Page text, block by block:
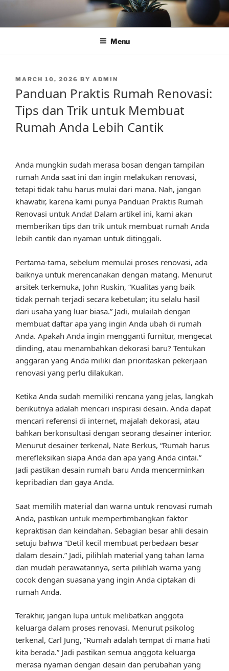
content
Menu
POSTED
MARCH 10, 2026 BY ADMIN
Panduan Praktis Rumah Renovasi:
Tips dan Trik untuk Membuat
Rumah Anda Lebih Cantik
Anda mungkin sudah merasa bosan dengan tampilan
rumah Anda saat ini dan ingin melakukan renovasi,
tetapi tidak tahu harus mulai dari mana. Nah, jangan
khawatir, karena kami punya Panduan Praktis Rumah
Renovasi untuk Anda! Dalam artikel ini, kami akan
memberikan tips dan trik untuk membuat rumah Anda
lebih cantik dan nyaman untuk ditinggali.
Pertama-tama, sebelum memulai proses renovasi, ada
baiknya untuk merencanakan dengan matang. Menurut
arsitek terkemuka, John Ruskin, “Kualitas yang baik
tidak pernah terjadi secara kebetulan; itu selalu hasil
dari usaha yang luar biasa.” Jadi, mulailah dengan
membuat daftar apa yang ingin Anda ubah di rumah
Anda. Apakah Anda ingin mengganti furnitur, mengecat
dinding, atau menambahkan dekorasi baru? Tentukan
anggaran yang Anda miliki dan prioritaskan pekerjaan
renovasi yang perlu dilakukan.
Ketika Anda sudah memiliki rencana yang jelas, langkah
berikutnya adalah mencari inspirasi desain. Anda dapat
mencari referensi di internet, majalah dekorasi, atau
bahkan berkonsultasi dengan seorang desainer interior.
Menurut desainer terkenal, Nate Berkus, “Rumah harus
merefleksikan siapa Anda dan apa yang Anda cintai.”
Jadi pastikan desain rumah baru Anda mencerminkan
kepribadian dan gaya Anda.
Saat memilih material dan warna untuk renovasi rumah
Anda, pastikan untuk mempertimbangkan faktor
kepraktisan dan keindahan. Sebagian besar ahli desain
setuju bahwa “Detil kecil membuat perbedaan besar
dalam desain.” Jadi, pilihlah material yang tahan lama
dan mudah perawatannya, serta pilihlah warna yang
cocok dengan suasana yang ingin Anda ciptakan di
rumah Anda.
Terakhir, jangan lupa untuk melibatkan anggota
keluarga dalam proses renovasi. Menurut psikolog
terkenal, Carl Jung, “Rumah adalah tempat di mana hati
kita berada.” Jadi pastikan semua anggota keluarga
merasa nyaman dengan desain dan perubahan yang